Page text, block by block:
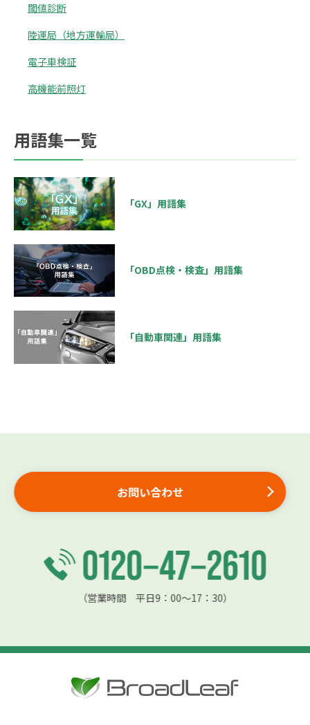
閾値診断
陸運局（地方運輸局）
電子車検証
高機能前照灯
用語集一覧
「GX」用語集
「OBD点検・検査」用語集
「自動車関連」用語集
お問い合わせ
（営業時間 平日9：00〜17：30）